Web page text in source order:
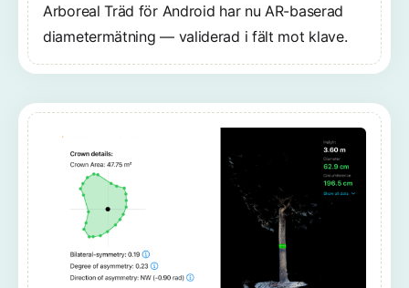
Arboreal Träd för Android har nu AR-baserad
diametermätning — validerad i fält mot klave.